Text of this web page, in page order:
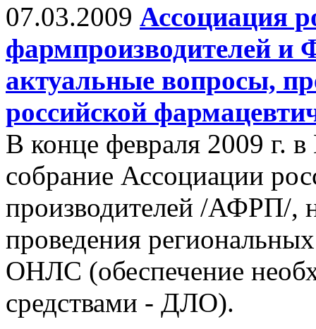
07.03.2009 Ассоциация
фармпроизводителей и
актуальные вопросы,
российской
В конце февраля 2009 г.
собрание Ассоциации
производителей /АФРП/,
проведения
ОНЛС (обеспечение
средствами - ДЛО).